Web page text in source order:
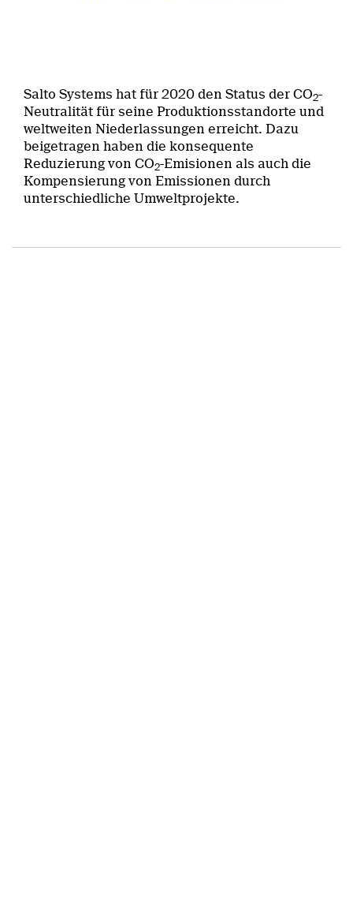
Salto Systems hat für 2020 den Status der CO2-
Neutralität für seine Produktionsstandorte und
weltweiten Niederlassungen erreicht. Dazu
beigetragen haben die konsequente
Reduzierung von CO2-Emisionen als auch die
Kompensierung von Emissionen durch
unterschiedliche Umweltprojekte.